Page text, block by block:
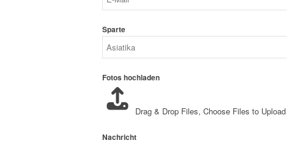
Sparte
Fotos hochladen
Drag & Drop Files, Choose Files to Upload
Nachricht